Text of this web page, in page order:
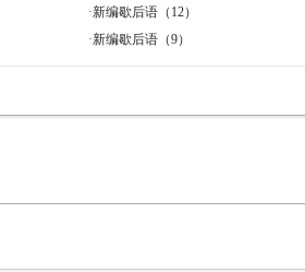
·新编歇后语（12）
·新编歇后语（9）